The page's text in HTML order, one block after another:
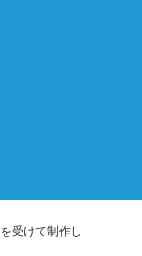
を受けて制作し